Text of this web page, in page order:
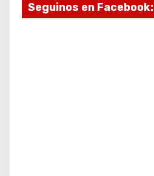
Seguinos en Facebook: